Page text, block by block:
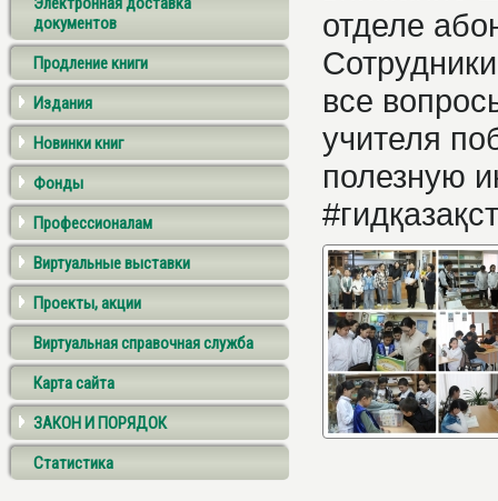
документов
Продление книги
Издания
Новинки книг
Фонды
Профессионалам
Виртуальные выставки
Проекты, акции
Виртуальная справочная служба
Карта сайта
ЗАКОН И ПОРЯДОК
Статистика
отделе
все
учителя
полезную